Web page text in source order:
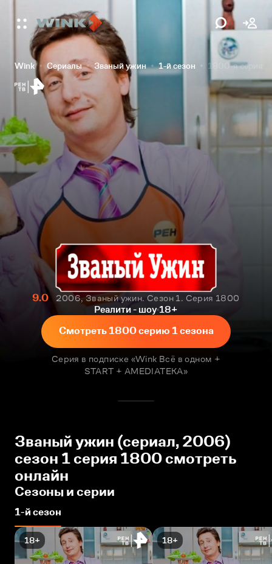
Wink Сериалы Званый ужин 1-й сезон 1800-я серия
9.0
2006, Званый ужин. Сезон 1. Серия 1800
Реалити - шоу 18+
Смотреть 1800 серию 1 сезона
Серия в подписке «Wink Всё в одном +
START + AMEDIATEKA»
Званый ужин (сериал, 2006)
сезон 1 серия 1800 смотреть
онлайн
Сезоны и серии
1-й сезон
18+ 18+